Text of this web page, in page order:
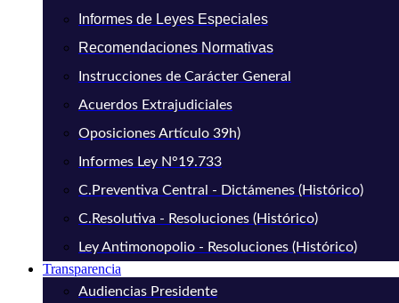
Informes de Leyes Especiales
Recomendaciones Normativas
Instrucciones de Carácter General
Acuerdos Extrajudiciales
Oposiciones Artículo 39h)
Informes Ley N°19.733
C.Preventiva Central - Dictámenes (Histórico)
C.Resolutiva - Resoluciones (Histórico)
Ley Antimonopolio - Resoluciones (Histórico)
Transparencia
Audiencias Presidente